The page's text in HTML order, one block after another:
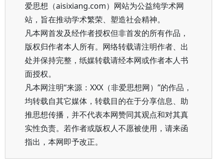
爱思想（aisixiang.com）网站为公益纯学术网
站，旨在推动学术繁荣、塑造社会精神。
凡本网首发及经作者授权但非首发的所有作品，
版权归作者本人所有。网络转载请注明作者、出
处并保持完整，纸媒转载请经本网或作者本人书
面授权。
凡本网注明“来源：XXX（非爱思想网）”的作品，
均转载自其它媒体，转载目的在于分享信息、助
推思想传播，并不代表本网赞同其观点和对其真
实性负责。若作者或版权人不愿被使用，请来函
指出，本网即予改正。